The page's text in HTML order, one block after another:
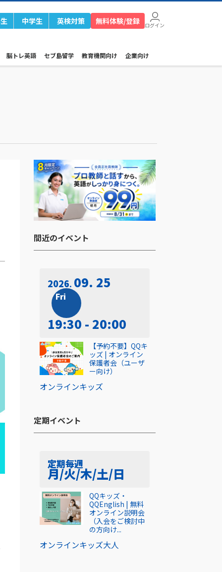
中学生 英検対策 無料体験/登録 ログイン
脳トレ英語 セブ島留学 教育機関向け 企業向け
間近のイベント​
2026 09. 25
Fri
19:30 - 20:00
オンラインキッズ
【予約不要】QQキ
ッズ | オンライン
保護者会（ユーザ
ー向け）
定期イベント​
定期毎週
月/火/木/土/日
オンラインキッズ大人
QQキッズ・
QQEnglish | 無料
オンライン説明会
（入会をご検討中
の方向け...